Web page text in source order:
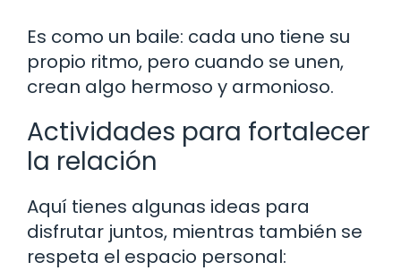
Es como un baile: cada uno tiene su
propio ritmo, pero cuando se unen,
crean algo hermoso y armonioso.
Actividades para fortalecer
la relación
Aquí tienes algunas ideas para
disfrutar juntos, mientras también se
respeta el espacio personal: